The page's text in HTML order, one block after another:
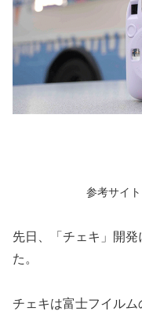
参考サイト
先日、「チェキ」開
た。
チェキは富士フイル